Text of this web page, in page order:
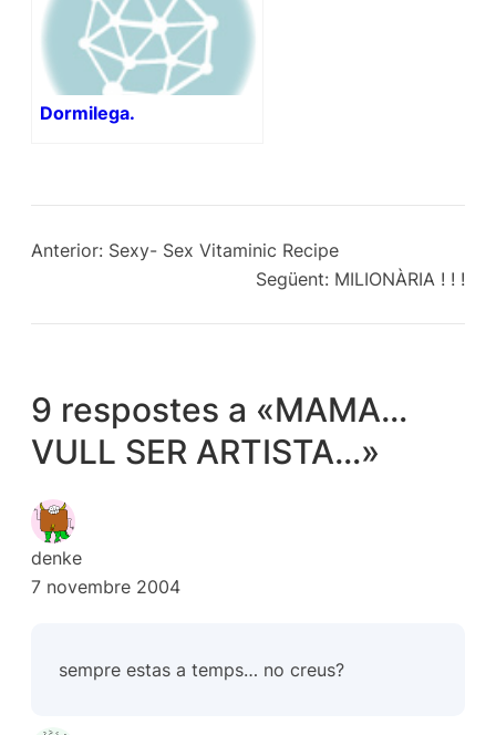
Dormilega.
Anterior: Sexy- Sex Vitaminic Recipe
Següent: MILIONÀRIA ! ! !
9 respostes a «MAMA…
VULL SER ARTISTA…»
denke
7 novembre 2004
sempre estas a temps… no creus?